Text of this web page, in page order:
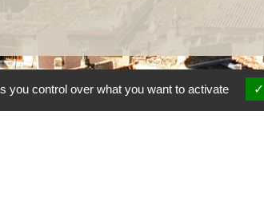
you control over what you want to activate